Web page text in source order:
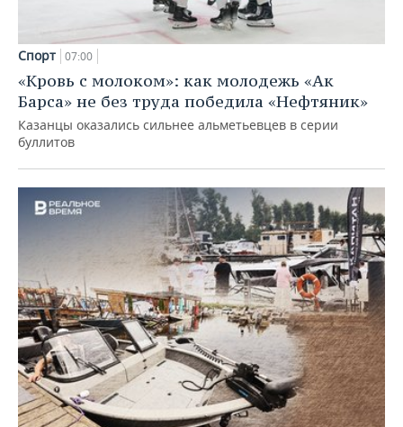
Спорт 07:00
«Кровь с молоком»: как молодежь «Ак
Барса» не без труда победила «Нефтяник»
Казанцы оказались сильнее альметьевцев в серии
буллитов